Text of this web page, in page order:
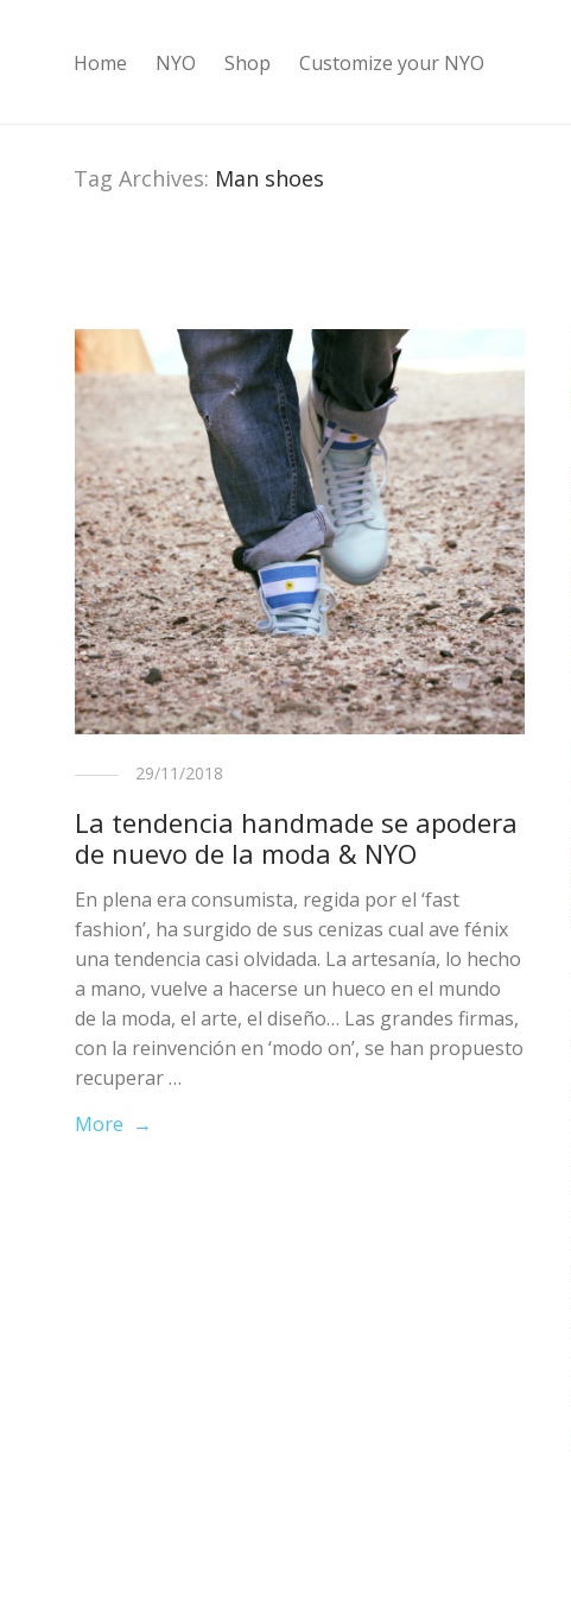
Home NYO Shop Customize your NYO
Tag Archives: Man shoes
29/11/2018
La tendencia handmade se apodera
de nuevo de la moda & NYO
En plena era consumista, regida por el ‘fast
fashion’, ha surgido de sus cenizas cual ave fénix
una tendencia casi olvidada. La artesanía, lo hecho
a mano, vuelve a hacerse un hueco en el mundo
de la moda, el arte, el diseño… Las grandes firmas,
con la reinvención en ‘modo on’, se han propuesto
recuperar …
More →